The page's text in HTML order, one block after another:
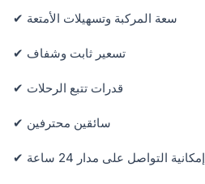
✔ سعة المركبة وتسهيلات الأمتعة
✔ تسعير ثابت وشفاف
✔ قدرات تتبع الرحلات
✔ سائقين محترفين
✔ إمكانية التواصل على مدار 24 ساعة